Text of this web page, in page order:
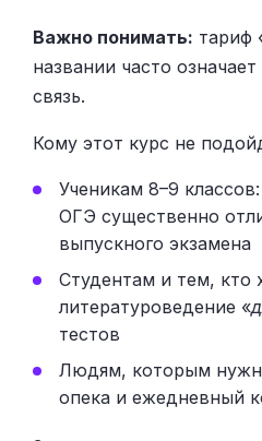
Важно понимать: тариф
названии часто
связь.
Кому этот курс не
Ученикам 8–9
ОГЭ существенно
выпускного экзамена
Студентам и тем, кто
литературоведение «
тестов
Людям, которым
опека и ежедневный